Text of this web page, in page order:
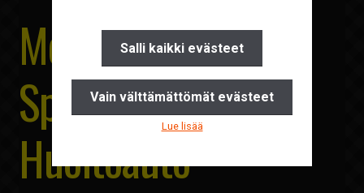
Ostamme
Yhteystiedot
Pyydä tarjous
Ajankohtaista
Suomi
Mercedes-Benz
Sprinter 316
Huoltoauto
Salli kaikki evästeet
Vain välttämättömät evästeet
Lue lisää